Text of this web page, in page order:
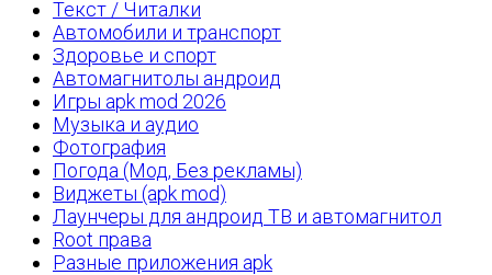
Текст / Читалки
Автомобили и транспорт
Здоровье и спорт
Автомагнитолы андроид
Игры apk mod 2026
Музыка и аудио
Фотография
Погода (Мод, Без рекламы)
Виджеты (apk mod)
Лаунчеры для андроид ТВ и автомагнитол
Root права
Разные приложения apk